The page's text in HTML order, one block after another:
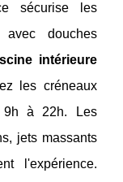
sécurise les
avec douches
intérieure
les créneaux
9h à 22h. Les
jets massants
l'expérience.